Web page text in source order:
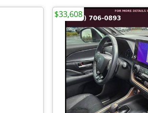
$33,608